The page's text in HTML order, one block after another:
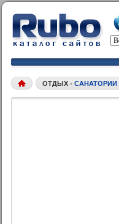
ОТДЫХ • САНАТОРИИ